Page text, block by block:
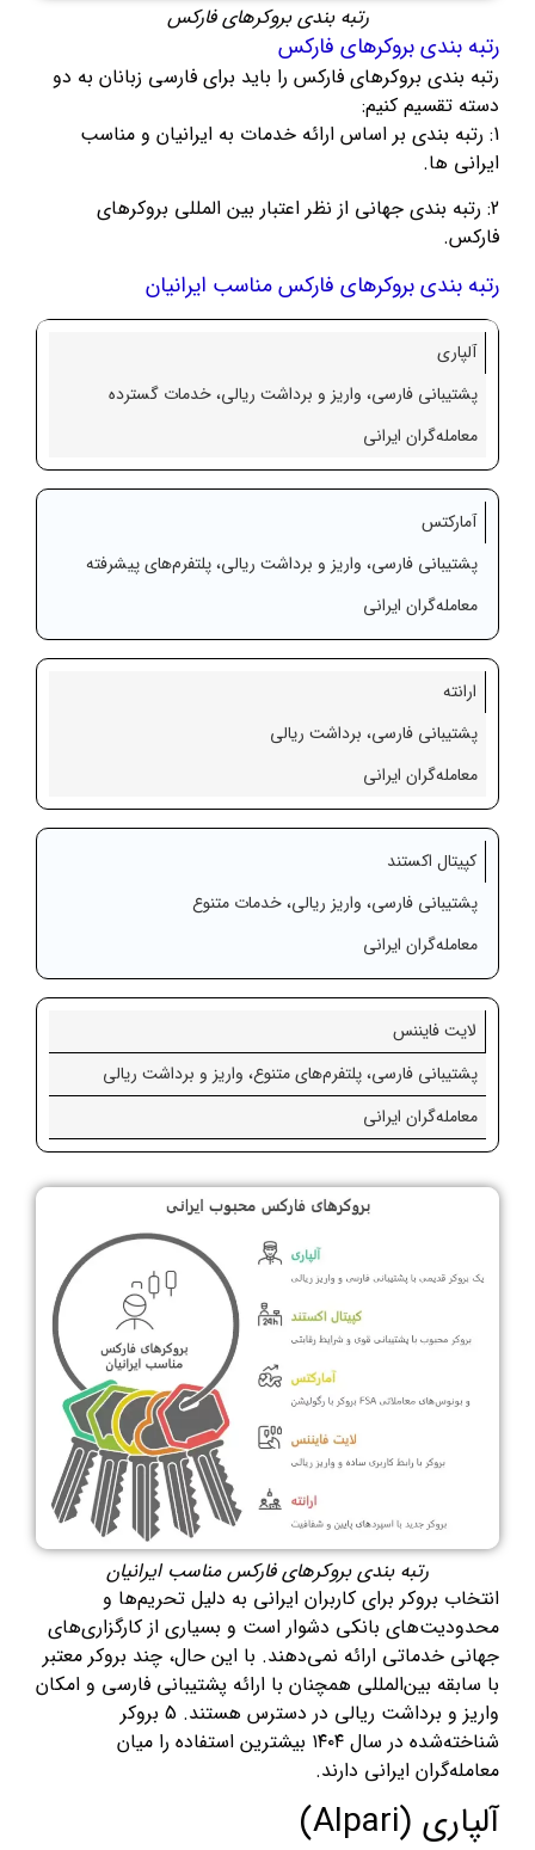
رتبه بندی بروکرهای فارکس
رتبه بندی بروکرهای فارکس
رتبه بندی بروکرهای فارکس را باید برای فارسی زبانان به دو
دسته تقسیم کنیم:
1: رتبه بندی بر اساس ارائه خدمات به ایرانیان و مناسب
ایرانی ها.
2: رتبه بندی جهانی از نظر اعتبار بین المللی بروکرهای
فارکس.
رتبه بندی بروکرهای فارکس مناسب ایرانیان
آلپاری
پشتیبانی فارسی، واریز و برداشت ریالی، خدمات گسترده
معامله‌گران ایرانی
آمارکتس
پشتیبانی فارسی، واریز و برداشت ریالی، پلتفرم‌های پیشرفته
معامله‌گران ایرانی
ارانته
پشتیبانی فارسی، برداشت ریالی
معامله‌گران ایرانی
کپیتال اکستند
پشتیبانی فارسی، واریز ریالی، خدمات متنوع
معامله‌گران ایرانی
لایت فایننس
پشتیبانی فارسی، پلتفرم‌های متنوع، واریز و برداشت ریالی
معامله‌گران ایرانی
رتبه بندی بروکرهای فارکس مناسب ایرانیان
انتخاب بروکر برای کاربران ایرانی به دلیل تحریم‌ها و
محدودیت‌های بانکی دشوار است و بسیاری از کارگزاری‌های
جهانی خدماتی ارائه نمی‌دهند. با این حال، چند بروکر معتبر
با سابقه بین‌المللی همچنان با ارائه پشتیبانی فارسی و امکان
واریز و برداشت ریالی در دسترس هستند. 5 بروکر
شناخته‌شده در سال ۱۴۰۴ بیشترین استفاده را میان
معامله‌گران ایرانی دارند.
آلپاری (Alpari)